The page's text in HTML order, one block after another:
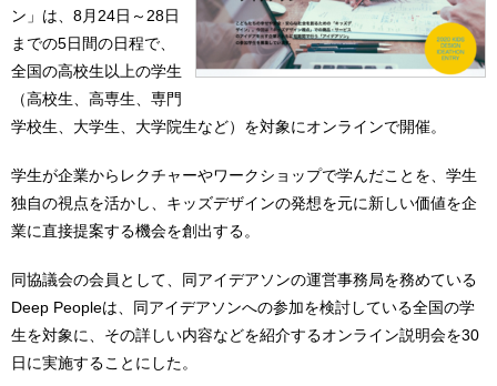
ン」は、8月24日～28日
までの5日間の日程で、
全国の高校生以上の学生
（高校生、高専生、専門
学校生、大学生、大学院生など）を対象にオンラインで開催。
学生が企業からレクチャーやワークショップで学んだことを、学生
独自の視点を活かし、キッズデザインの発想を元に新しい価値を企
業に直接提案する機会を創出する。
同協議会の会員として、同アイデアソンの運営事務局を務めている
Deep Peopleは、同アイデアソンへの参加を検討している全国の学
生を対象に、その詳しい内容などを紹介するオンライン説明会を30
日に実施することにした。